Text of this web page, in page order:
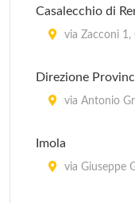
Casalecchio di
via Zacconi 1,
Direzione
via Antonio
Imola
via Giuseppe